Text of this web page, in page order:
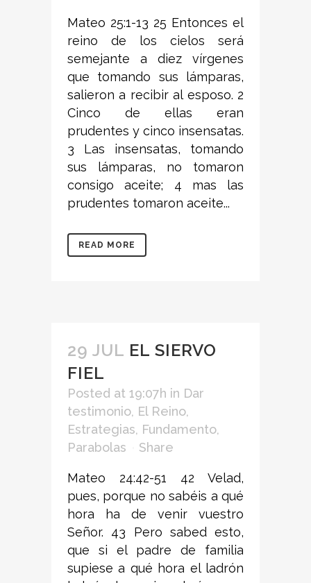
Mateo 25:1-13 25 Entonces el
reino de los cielos será
semejante a diez vírgenes
que tomando sus lámparas,
salieron a recibir al esposo. 2
Cinco de ellas eran
prudentes y cinco insensatas.
3 Las insensatas, tomando
sus lámparas, no tomaron
consigo aceite; 4 mas las
prudentes tomaron aceite...
READ MORE
29 JUL EL SIERVO
FIEL
Posted at 19:07h in Dar
testimonio, El Reino,
Estrategias, Fundamento,
Parabolas
Share
Mateo 24:42-51 42 Velad,
pues, porque no sabéis a qué
hora ha de venir vuestro
Señor. 43 Pero sabed esto,
que si el padre de familia
supiese a qué hora el ladrón